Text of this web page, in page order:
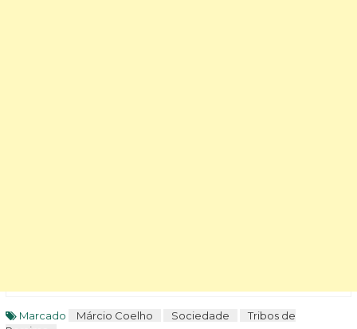
Marcado Márcio Coelho Sociedade
Tribos de